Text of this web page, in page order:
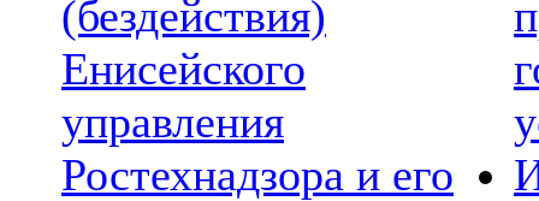
(бездействия)
Енисейского
управления
Ростехнадзора и его